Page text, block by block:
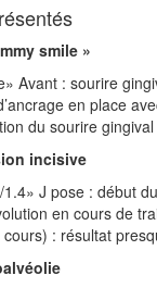
smile »
Avant : sourire
en place
du sourire gingival
incisive
J pose : début
en cours de
: résultat